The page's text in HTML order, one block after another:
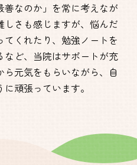
善なのか」を常に考えなが
しさも感じますが、悩んだ
てくれたり、勉強ノートを
ど、当院はサポートが充
元気をもらいながら、自
頑張っています。